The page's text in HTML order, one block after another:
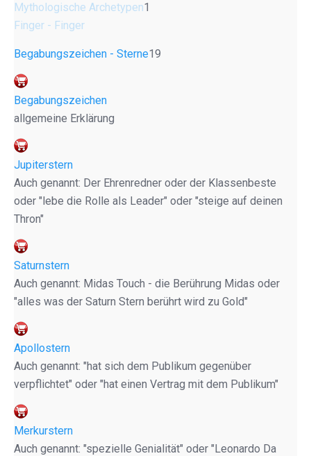
Mythologische Archetypen1
Finger - Finger
Begabungszeichen - Sterne19
Begabungszeichen
allgemeine Erklärung
Jupiterstern
Auch genannt: Der Ehrenredner oder der Klassenbeste
oder "lebe die Rolle als Leader" oder "steige auf deinen
Thron"
Saturnstern
Auch genannt: Midas Touch - die Berührung Midas oder
"alles was der Saturn Stern berührt wird zu Gold"
Apollostern
Auch genannt: "hat sich dem Publikum gegenüber
verpflichtet" oder "hat einen Vertrag mit dem Publikum"
Merkurstern
Auch genannt: "spezielle Genialität" oder "Leonardo Da